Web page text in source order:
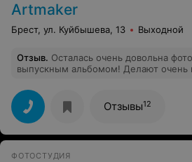
Artmaker
Брест, ул. Куйбышева, 13 Выходной
Отзыв. Осталась очень довольна
выпускным альбомом! Делают очень
выразить свою благодарность Вам за
Творческих успехов и процветания!
Отзывы12
ФОТОСТУДИЯ